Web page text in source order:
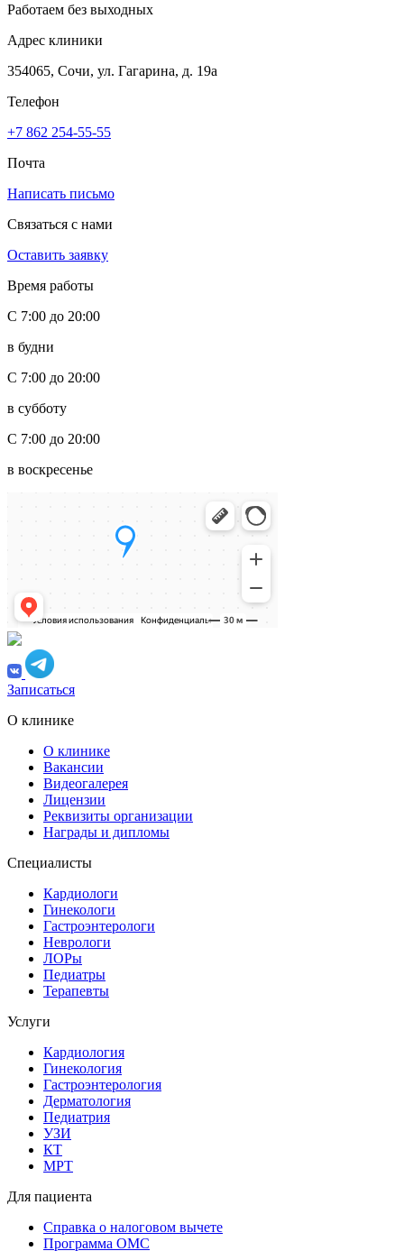
Работаем без выходных
Адрес клиники
354065, Сочи, ул. Гагарина, д. 19а
Телефон
+7 862 254-55-55
Почта
Написать письмо
Связаться с нами
Оставить заявку
Время работы
С 7:00 до 20:00
в будни
С 7:00 до 20:00
в субботу
С 7:00 до 20:00
в воскресенье
Записаться
О клинике
О клинике
Вакансии
Видеогалерея
Лицензии
Реквизиты организации
Награды и дипломы
Специалисты
Кардиологи
Гинекологи
Гастроэнтерологи
Неврологи
ЛОРы
Педиатры
Терапевты
Услуги
Кардиология
Гинекология
Гастроэнтерология
Дерматология
Педиатрия
УЗИ
КТ
МРТ
Для пациента
Справка о налоговом вычете
Программа ОМС